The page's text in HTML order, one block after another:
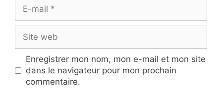
mail
web
Enregistrer mon nom, mon e-mail et mon site
dans le navigateur pour mon prochain
commentaire.